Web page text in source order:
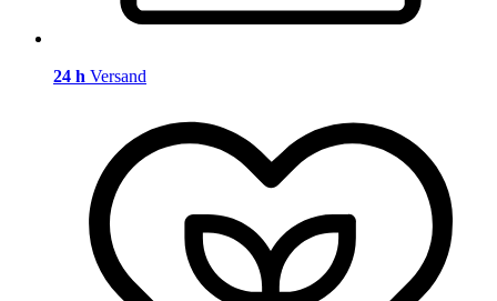
24 h Versand